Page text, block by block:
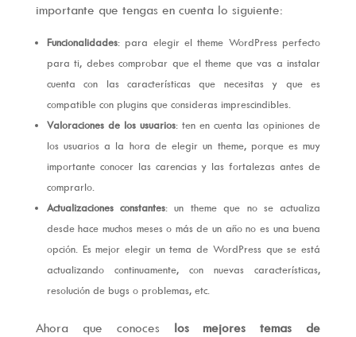
importante que tengas en cuenta lo siguiente:
Funcionalidades: para elegir el theme WordPress perfecto
para ti, debes comprobar que el theme que vas a instalar
cuenta con las características que necesitas y que es
compatible con plugins que consideras imprescindibles.
Valoraciones de los usuarios: ten en cuenta las opiniones de
los usuarios a la hora de elegir un theme, porque es muy
importante conocer las carencias y las fortalezas antes de
comprarlo.
Actualizaciones constantes: un theme que no se actualiza
desde hace muchos meses o más de un año no es una buena
opción. Es mejor elegir un tema de WordPress que se está
actualizando continuamente, con nuevas características,
resolución de bugs o problemas, etc.
Ahora que conoces los mejores temas de